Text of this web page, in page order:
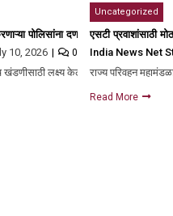
डॉक्टरवर मानसिक आघात
पोलिसांना दणका! एकाचं निलंबन, तर
10, 2026 0
खंडणीसाठी लक्ष्य केल्याचा धक्कादायक
Uncategorized
एसटी प्रवाशांसाठी
India News Net
राज्य परिवहन
Read More